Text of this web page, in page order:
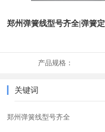
郑州弹簧线型号齐全|弹簧
产品规格：
关键词
郑州弹簧线型号齐全